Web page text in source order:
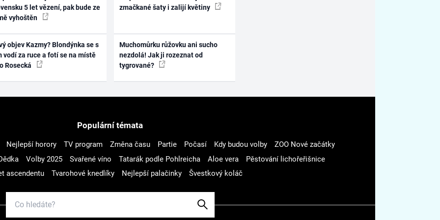
5 let vězení, pak bude ze
vyhoštěn
objev Kazmy? Blondýnka se s
vodí za ruce a fotí se na místě
Rosecká
zmačkané šaty i zalijí květiny
Muchomůrku růžovku ani sucho
nezdolá! Jak ji rozeznat od
tygrované?
Populární témata
Nejlepší horory TV program Změna času Partie Počasí Kdy budou volby
ZOO Nové začátky
Volby 2025 Svařené víno Tatarák podle Pohlreicha Aloe vera
Pěstování lichořeřišnice
ascendentu
Tvarohové knedlíky Nejlepší palačinky Švestkový koláč